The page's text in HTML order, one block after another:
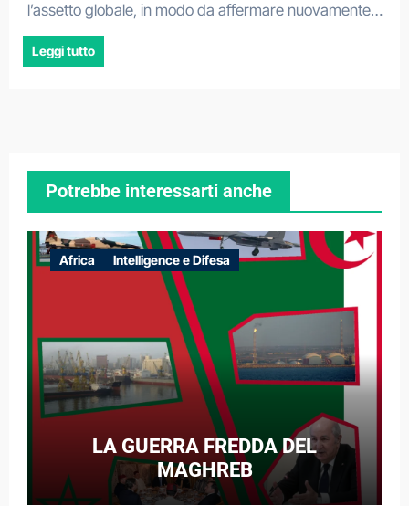
l’assetto globale, in modo da affermare nuovamente…
Leggi tutto
Potrebbe interessarti anche
Africa Intelligence e Difesa
LA GUERRA FREDDA DEL
MAGHREB